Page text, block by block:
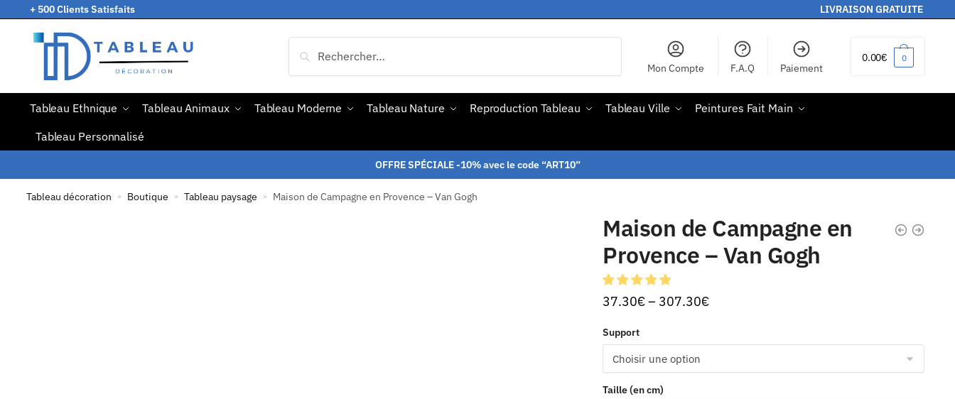
+ 500 Clients Satisfaits LIVRAISON GRATUITE
Mon Compte F.A.Q Paiement
0.00€ 0
Tableau Ethnique Tableau Animaux Tableau Moderne Tableau Nature Reproduction Tableau Tableau Ville
Peintures Fait Main
Tableau Personnalisé
OFFRE SPÉCIALE -10% avec le code “ART10”
Tableau décoration » Boutique » Tableau paysage » Maison de Campagne en Provence – Van Gogh
Maison de Campagne en
Provence – Van Gogh
37.30€– 307.30€
Support
Taille (en cm)